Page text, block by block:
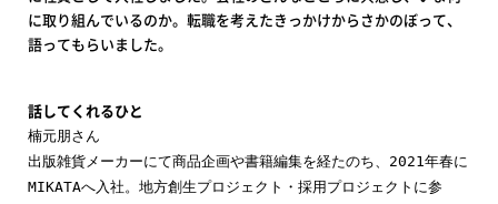
に取り組んでいるのか。転職を考えたきっかけからさかのぼって、
語ってもらいました。
話してくれるひと
楠元朋さん
出版雑貨メーカーにて商品企画や書籍編集を経たのち、2021年春に
MIKATAへ入社。地方創生プロジェクト・採用プロジェクトに参